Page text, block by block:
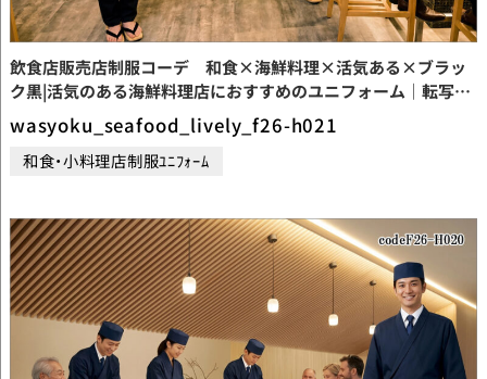
飲食店販売店制服コーデ 和食×海鮮料理×活気ある×ブラッ
ク黒|活気のある海鮮料理店におすすめのユニフォーム｜転写プ
リントＴシャツ×黒の帆前掛けでつくる元気な和風酒場コーデ
【codeF26-H021】
wasyoku_seafood_lively_f26-h021
和食・小料理店制服ﾕﾆﾌｫｰﾑ